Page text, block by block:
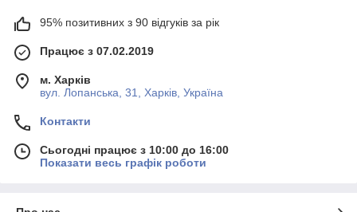
95% позитивних з 90 відгуків за рік
Працює з 07.02.2019
м. Харків
вул. Лопанська, 31, Харків, Україна
Контакти
Сьогодні працює з 10:00 до 16:00
Показати весь графік роботи